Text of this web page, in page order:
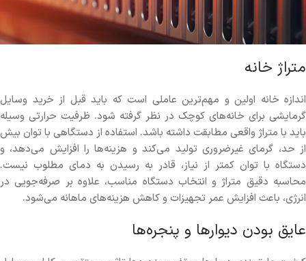
متراژ خانه
اندازه خانه اولین و مهم‌ترین عاملی است که باید قبل از خرید وسایل
گرمایشی برای خانه‌های کوچک در نظر گرفته شود. ظرفیت حرارتی وسیله
باید با متراژ واقعی مطابقت داشته باشد. استفاده از دستگاهی با توان بیش
از حد، گرمای غیرضروری تولید می‌کند و هزینه‌ها را افزایش می‌دهد، و
دستگاه با توان کمتر از نیاز، قادر به رسیدن به دمای مطلوب نیست.
محاسبه دقیق متراژ و انتخاب دستگاه مناسب، علاوه بر صرفه‌جویی در
انرژی، باعث افزایش عمر تجهیزات و کاهش هزینه‌های ماهانه می‌شود.
عایق بودن دیوارها و پنجره‌ها